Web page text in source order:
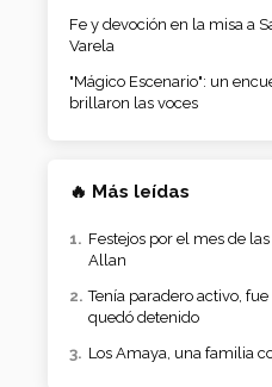
Fe y devoción en la misa a
Varela
"Mágico Escenario": un
brillaron las voces
🔥 Más leídas
Festejos por el mes de
Allan
Tenía paradero activo,
quedó detenido
Los Amaya, una familia